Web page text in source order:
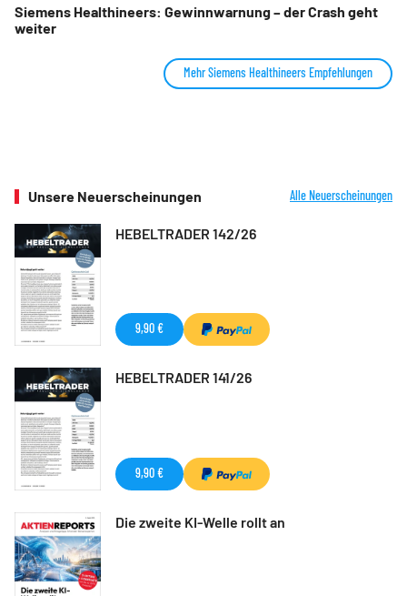
Siemens Healthineers: Gewinnwarnung – der Crash geht
weiter
Mehr Siemens Healthineers Empfehlungen
Unsere Neuerscheinungen Alle Neuerscheinungen
HEBELTRADER 142/26
9,90 €
HEBELTRADER 141/26
9,90 €
Die zweite KI-Welle rollt an